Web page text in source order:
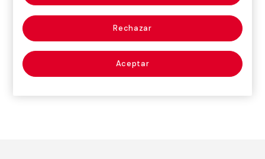
financiera matriz con el objetivo de dar cobertura
global a las necesidades financieras del mercado, así
como a la prestación de otros servicios no
estrictamente financieros.
Rechazar
Aceptar